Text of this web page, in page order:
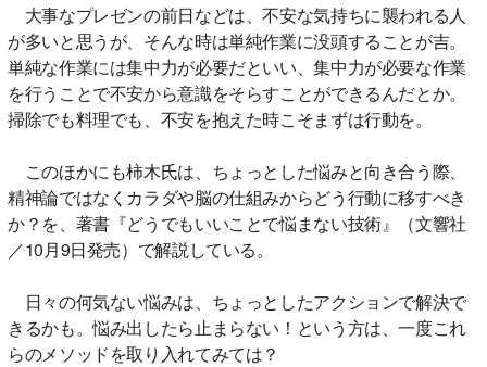
大事なプレゼンの前日などは、不安な気持ちに襲われる人
が多いと思うが、そんな時は単純作業に没頭することが吉。
単純な作業には集中力が必要だといい、集中力が必要な作業
を行うことで不安から意識をそらすことができるんだとか。
掃除でも料理でも、不安を抱えた時こそまずは行動を。
このほかにも柿木氏は、ちょっとした悩みと向き合う際、
精神論ではなくカラダや脳の仕組みからどう行動に移すべき
か？を、著書『どうでもいいことで悩まない技術』（文響社
／10月9日発売）で解説している。
日々の何気ない悩みは、ちょっとしたアクションで解決で
きるかも。悩み出したら止まらない！という方は、一度これ
らのメソッドを取り入れてみては？